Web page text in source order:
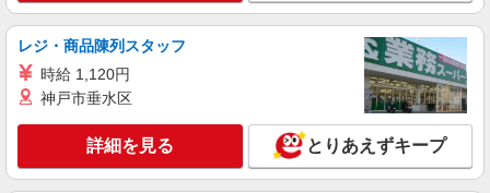
期間】月給 260000 円 〜 322000 円
■ソフトバンク太田店 群馬県 太田市 飯塚町
2057
キープ 詳細を見る
ワイモバイル太田中央店
ワイモバイルショップの携帯販売スタッフ
レジ・商品陳列スタッフ
時給 1,120円
神戸市垂水区
詳細を見る とりあえずキープ